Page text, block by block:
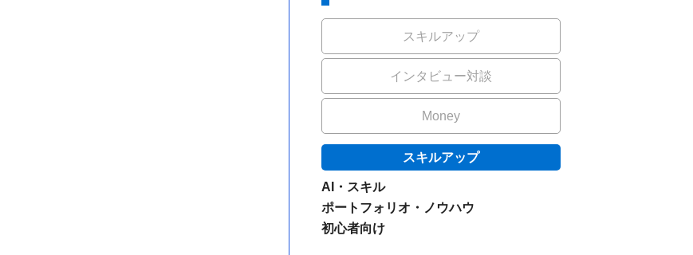
スキルアップ
インタビュー対談
Money
スキルアップ
AI・スキル
ポートフォリオ・ノウハウ
初心者向け